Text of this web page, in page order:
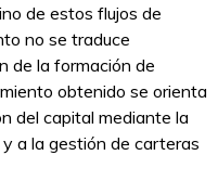
de estos flujos de
no se traduce
de la formación de
obtenido se orienta
del capital mediante la
a la gestión de carteras